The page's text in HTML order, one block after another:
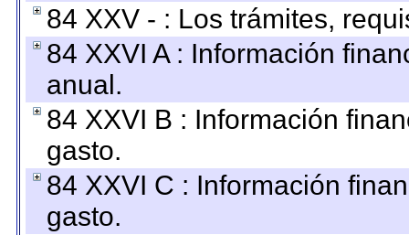
84 XXV - : Los trámites,
84 XXVI A : Información
anual.
84 XXVI B : Información
gasto.
84 XXVI C : Información
gasto.